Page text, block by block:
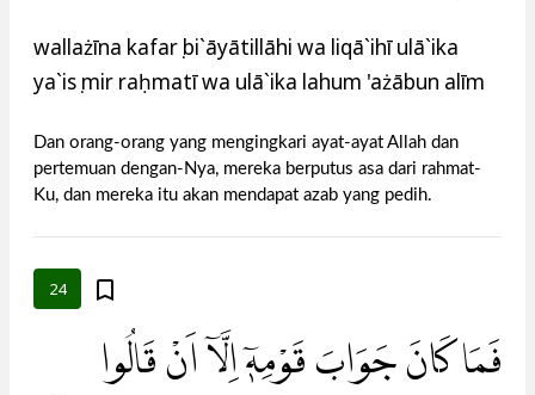
wallażīna kafarụ bi`āyātillāhi wa liqā`ihī ulā`ika
ya`isụ mir raḥmatī wa ulā`ika lahum 'ażābun alīm
Dan orang-orang yang mengingkari ayat-ayat Allah dan
pertemuan dengan-Nya, mereka berputus asa dari rahmat-
Ku, dan mereka itu akan mendapat azab yang pedih.
24
فَمَا كَانَ جَوَابَ قَوْمِهٖٓ اِلَّآ اَنْ قَالُوا